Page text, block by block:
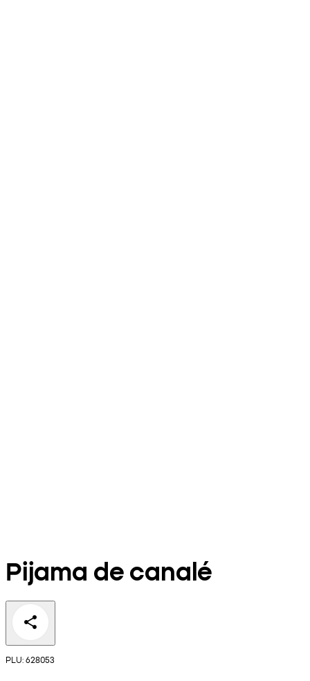
Pijama de canalé
PLU: 628053